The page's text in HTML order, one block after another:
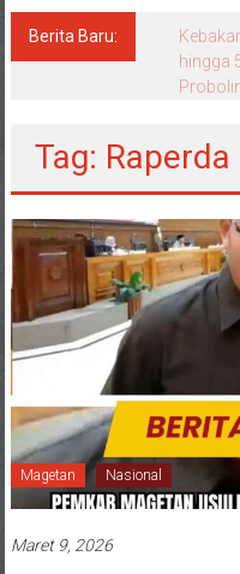
Berita Baru:
hingga
Tag: Raperda
Magetan Nasional
Maret 9, 2026